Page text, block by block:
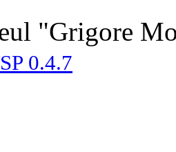
"Grigore
0.4.7